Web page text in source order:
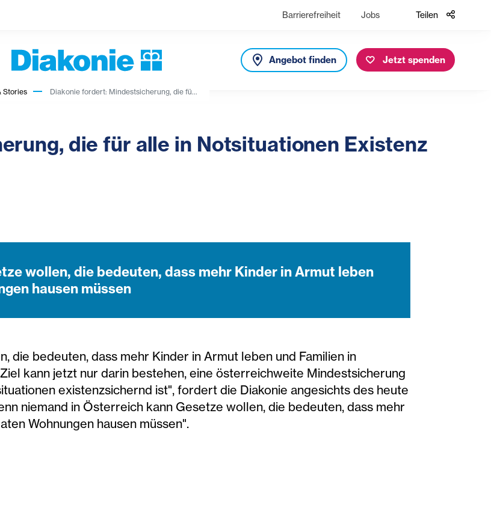
Barrierefreiheit Jobs Teilen
Angebot finden Jetzt spenden
Stories Diakonie fordert: Mindestsicherung, die fü...
die für alle in Notsituationen Existenz
wollen, die bedeuten, dass mehr Kinder in Armut leben
hausen müssen
die bedeuten, dass mehr Kinder in Armut leben und Familien in
kann jetzt nur darin bestehen, eine österreichweite Mindestsicherung
existenzsichernd ist", fordert die Diakonie angesichts des heute
niemand in Österreich kann Gesetze wollen, die bedeuten, dass mehr
Wohnungen hausen müssen".